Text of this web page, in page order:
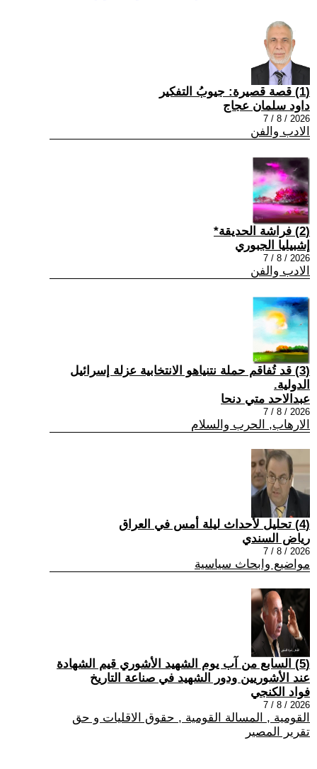
(1) قصة قصيرة: جيوبُ التفكير
داود سلمان عجاج
2026 / 8 / 7
الادب والفن
(2) فراشة الحديقة*
إشبيليا الجبوري
2026 / 8 / 7
الادب والفن
(3) قد تُفاقم حملة نتنياهو الانتخابية عزلة إسرائيل
الدولية.
عبدالاحد متي دنحا
2026 / 8 / 7
الارهاب, الحرب والسلام
(4) تحليل لأحداث ليلة أمس في العراق
رياض السندي
2026 / 8 / 7
مواضيع وابحاث سياسية
(5) السابع من آب يوم الشهيد الأشوري قيم الشهادة
عند الأشوريين ودور الشهيد في صناعة التاريخ
فواد الكنجي
2026 / 8 / 7
القومية , المسالة القومية , حقوق الاقليات و حق
تقرير المصير